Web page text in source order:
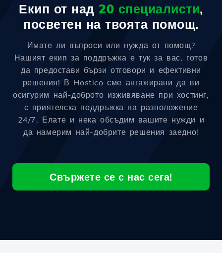
Екип от над 20 специалисти,
посветен на твоята помощ.
Имате ли въпроси или нужда от помощ?
Нашият екип за поддръжка е тук за вас, готов
да предостави бързи отговори и ефективни
решения! В Hostico сме ангажирани да ви
осигурим най-доброто изживяване при хостинг,
с приятелска поддръжка на разположение
24/7. Елате и нека обсъдим вашите нужди и
да намерим най-добрите решения заедно!
Свържете се с нас сега!